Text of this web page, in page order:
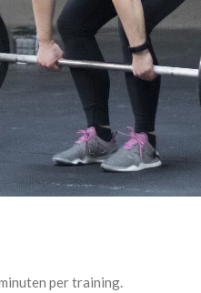
per training.